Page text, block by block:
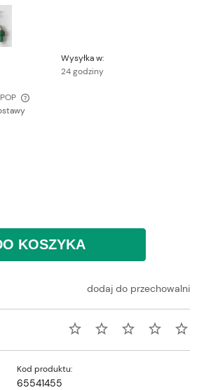
Wysyłka w:
24 godziny
ewentualnych kosztów płatności
KOSZYKA
dodaj do przechowalni
Kod produktu:
65541455